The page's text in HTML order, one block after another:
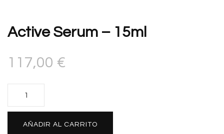
Active Serum – 15ml
117,00 €
15mlAÑADIR AL CARRITO